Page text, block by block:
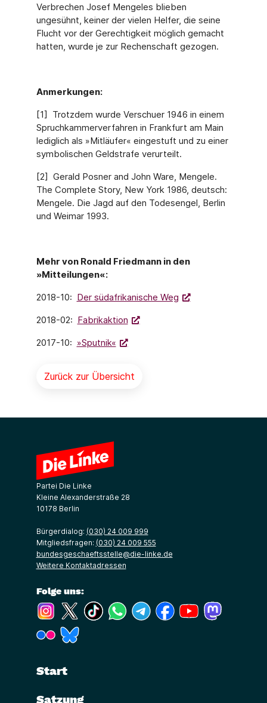
Verbrechen Josef Mengeles blieben
ungesühnt, keiner der vielen Helfer, die seine
Flucht vor der Gerechtigkeit möglich gemacht
hatten, wurde je zur Rechenschaft gezogen.
Anmerkungen:
[1] Trotzdem wurde Verschuer 1946 in einem
Spruchkammerverfahren in Frankfurt am Main
lediglich als »Mitläufer« eingestuft und zu einer
symbolischen Geldstrafe verurteilt.
[2] Gerald Posner and John Ware, Mengele.
The Complete Story, New York 1986, deutsch:
Mengele. Die Jagd auf den Todesengel, Berlin
und Weimar 1993.
Mehr von Ronald Friedmann in den
»Mitteilungen«:
2018-10: Der südafrikanische Weg
2018-02: Fabrikaktion
2017-10: »Sputnik«
Zurück zur Übersicht
Partei Die Linke
Kleine Alexanderstraße 28
10178 Berlin
Bürgerdialog: (030) 24 009 999
Mitgliedsfragen: (030) 24 009 555
bundesgeschaeftsstelle@die-linke.de
Weitere Kontaktadressen
Folge uns:
(Link öffnet ein neues Fenster)
(Link öffnet ein neues Fenster)
(Link öffnet ein neues Fenster)
(Link öffnet ein neues Fenster)
(Link öffnet ein neues Fenster)
(Link öffnet ein neues
(Link öffnet ein
(Link öffnet ein neues Fenster)
Start
Satzung